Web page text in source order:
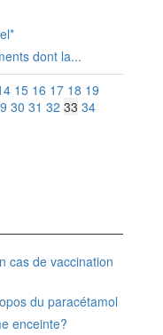
dont la...
15 16 17 18 19
30 31 32 33 34
cas de vaccination
du paracétamol
enceinte?